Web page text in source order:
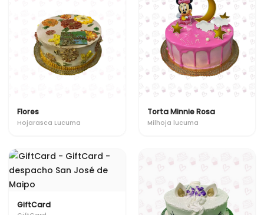
Flores
Hojarasca Lucuma
Torta Minnie Rosa
Milhoja lucuma
GiftCard